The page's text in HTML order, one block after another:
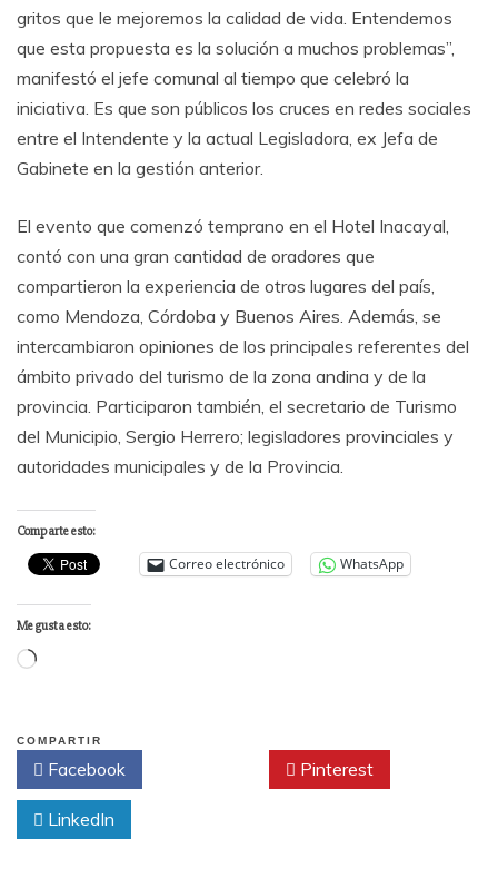
gritos que le mejoremos la calidad de vida. Entendemos
que esta propuesta es la solución a muchos problemas”,
manifestó el jefe comunal al tiempo que celebró la
iniciativa. Es que son públicos los cruces en redes sociales
entre el Intendente y la actual Legisladora, ex Jefa de
Gabinete en la gestión anterior.
El evento que comenzó temprano en el Hotel Inacayal,
contó con una gran cantidad de oradores que
compartieron la experiencia de otros lugares del país,
como Mendoza, Córdoba y Buenos Aires. Además, se
intercambiaron opiniones de los principales referentes del
ámbito privado del turismo de la zona andina y de la
provincia. Participaron también, el secretario de Turismo
del Municipio, Sergio Herrero; legisladores provinciales y
autoridades municipales y de la Provincia.
Comparte esto:
Correo electrónico WhatsApp
Me gusta esto:
Cargando...
COMPARTIR
Facebook Pinterest
LinkedIn